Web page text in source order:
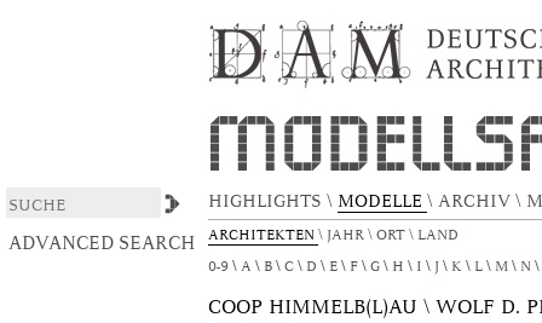
Browsing DAS ARCHITEKTURMODELL
HIGHLIGHTS \ MODELLE \ ARCHIV \
ARCHITEKTEN \ JAHR \ ORT \ LAND
ADVANCED SEARCH
0-9 A B C D E F G H I J K L M N
COOP HIMMELB(L)AU \ WOLF D.